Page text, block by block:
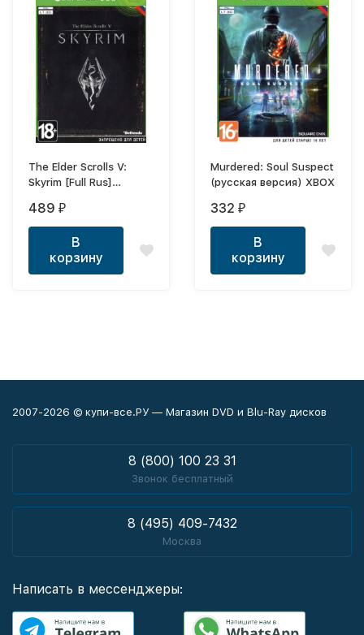
The Elder Scrolls V:
Skyrim [Full Rus]
489 ₽
В
корзину
Murdered: Soul Suspect
(русская версия) XBOX
332 ₽
В
корзину
2007-2026 © купи-все.РУ — Магазин DVD и Blu-Ray дисков
8 (800) 100 23 31
Звонок бесплатный
8 (495) 409-7432
Москва
Написать в мессенджеры: